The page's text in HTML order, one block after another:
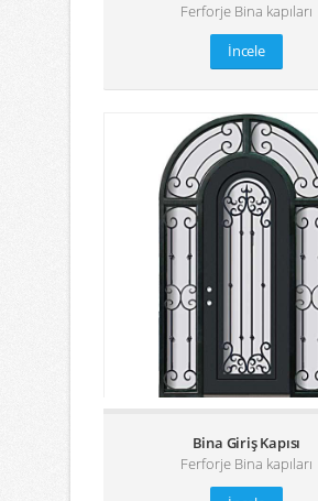
Ferforje Bina kapıları
İncele
Bina Giriş Kapısı
Ferforje Bina kapıları